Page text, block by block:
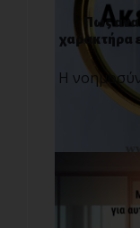
Πως
χαρακτήρα
Η